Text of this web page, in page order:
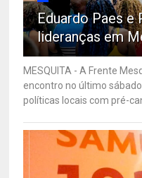
Eduardo Paes e
lideranças em
MESQUITA - A Frente
encontro no último
políticas locais com pré-